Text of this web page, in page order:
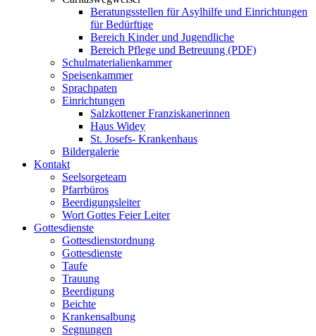
Beratungsstellen für Asylhilfe und Einrichtungen
für Bedürftige
Bereich Kinder und Jugendliche
Bereich Pflege und Betreuung (PDF)
Schulmaterialienkammer
Speisenkammer
Sprachpaten
Einrichtungen
Salzkottener Franziskanerinnen
Haus Widey
St. Josefs- Krankenhaus
Bildergalerie
Kontakt
Seelsorgeteam
Pfarrbüros
Beerdigungsleiter
Wort Gottes Feier Leiter
Gottesdienste
Gottesdienstordnung
Gottesdienste
Taufe
Trauung
Beerdigung
Beichte
Krankensalbung
Segnungen